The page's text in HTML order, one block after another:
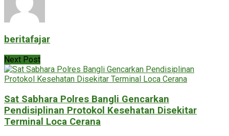
beritafajar
Next Post
Sat Sabhara Polres Bangli Gencarkan
Pendisiplinan Protokol Kesehatan Disekitar
Terminal Loca Cerana